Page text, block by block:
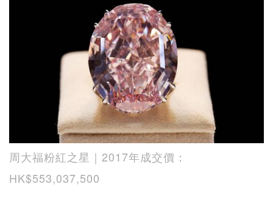
周大福粉紅之星｜2017年成交價：
HK$553,037,500